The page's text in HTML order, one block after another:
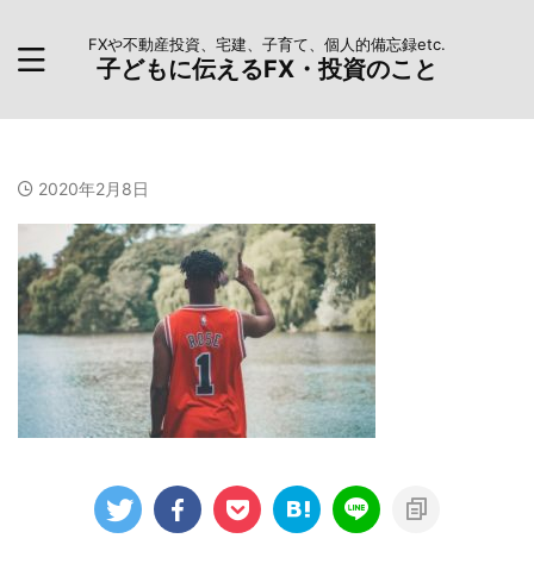
FXや不動産投資、宅建、子育て、個人的備忘録etc.
子どもに伝えるFX・投資のこと
2020年2月8日